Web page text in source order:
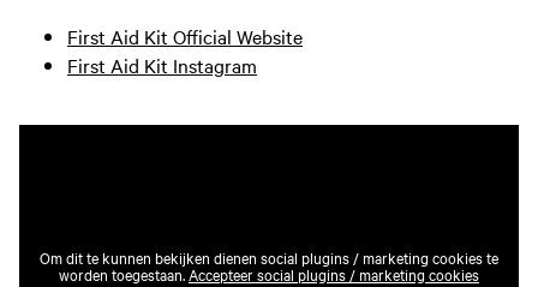
First Aid Kit Official Website
First Aid Kit Instagram
Om dit te kunnen bekijken dienen social plugins / marketing cookies te
worden toegestaan.Accepteer social plugins / marketing cookies